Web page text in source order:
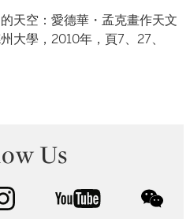
天空：愛德華・孟克畫作天文
大學，2010年，頁7、27、
Us
instagram youtube